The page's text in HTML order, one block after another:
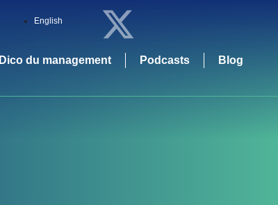
English
Dico du management Podcasts Blog